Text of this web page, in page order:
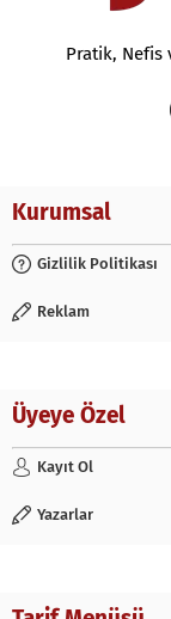
Pratik, Nefis
Kurumsal
Gizlilik Politikası
Reklam
Üyeye Özel
Kayıt Ol
Yazarlar